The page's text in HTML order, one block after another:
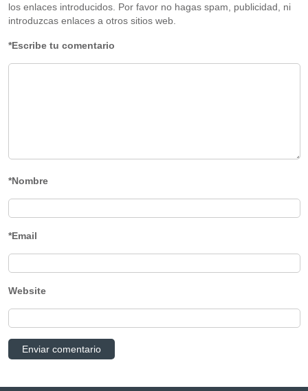
los enlaces introducidos. Por favor no hagas spam, publicidad, ni
introduzcas enlaces a otros sitios web.
*Escribe tu comentario
*Nombre
*Email
Website